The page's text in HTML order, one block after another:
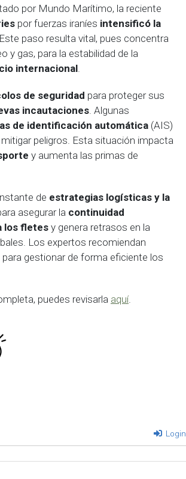
por Mundo Marítimo, la reciente
por fuerzas iraníes intensificó la
paso resulta vital, pues concentra
y gas, para la estabilidad de la
internacional.
de seguridad para proteger sus
incautaciones. Algunas
de identificación automática (AIS)
mitigar peligros. Esta situación impacta
y aumenta las primas de
de estrategias logísticas y la
asegurar la continuidad
los fletesy genera retrasos en la
Los expertos recomiendan
gestionar de forma eficiente los
puedes revisarla aquí.
Login